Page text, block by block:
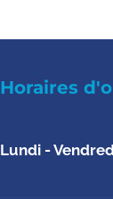
Horaires
Lundi -